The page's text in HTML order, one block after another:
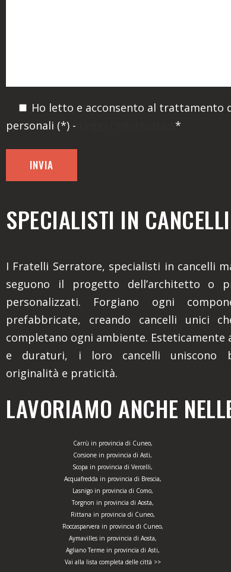
Ho letto e acconsento al trattamento
personali (*) -
*
SPECIALISTI IN
I Fratelli Serratore, specialisti in cancelli
seguono il progetto dell’architetto o
personalizzati. Forgiano ogni
prefabbricate, creando cancelli unici
completano ogni ambiente.
e duraturi, i loro cancelli uniscono
originalità e praticità.
LAVORIAMO ANCHE
Carrù in provincia di Cuneo,
Corsione in provincia di Asti,
Scopa in provincia di Vercelli,
Acquafredda in provincia di Brescia,
Lasnigo in provincia di Como,
Torgnon in provincia di Aosta,
Rittana in provincia di Cuneo,
Roccasparvera in provincia di Cuneo,
Aymavilles in provincia di Aosta,
Agliano Terme in provincia di Asti,
Vai alla lista completa delle città >>